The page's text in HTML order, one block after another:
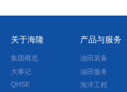
关于海隆
集团概览
大事记
QHSE
产品与服务
油田装备
油田服务
海洋工程